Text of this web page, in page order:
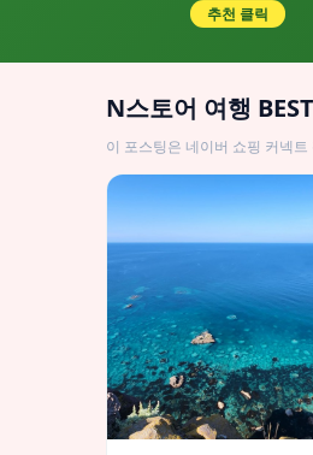
추천 클릭
N스토어 여행
이 포스팅은 네이버 쇼핑 커넥